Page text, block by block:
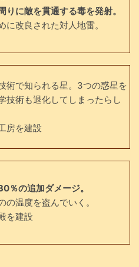
りに敵を貫通する毒を発射。
に改良された対人地雷。
術で知られる星。3つの惑星を
技術も退化してしまったらし
房を建設
％の追加ダメージ。
の温度を盗んでいく。
を建設